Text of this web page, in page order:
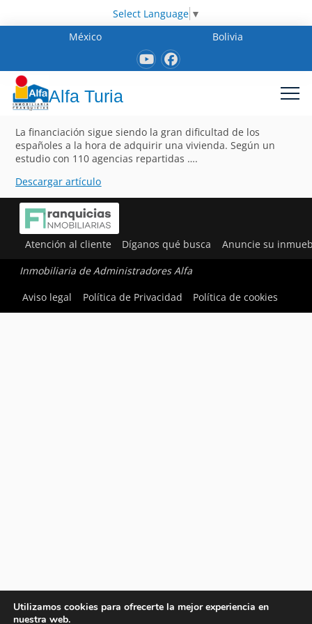
Select Language ▼
México
Bolivia
Alfa Turia
La financiación sigue siendo la gran dificultad de los
españoles a la hora de adquirir una vivienda. Según un
estudio con 110 agencias repartidas ….
Descargar artículo
Atención al cliente Díganos qué busca Anuncie su
Inmobiliaria de Administradores Alfa
Aviso legal
Política de Privacidad Política de cookies
Utilizamos cookies para ofrecerte la mejor experiencia en
nuestra web.